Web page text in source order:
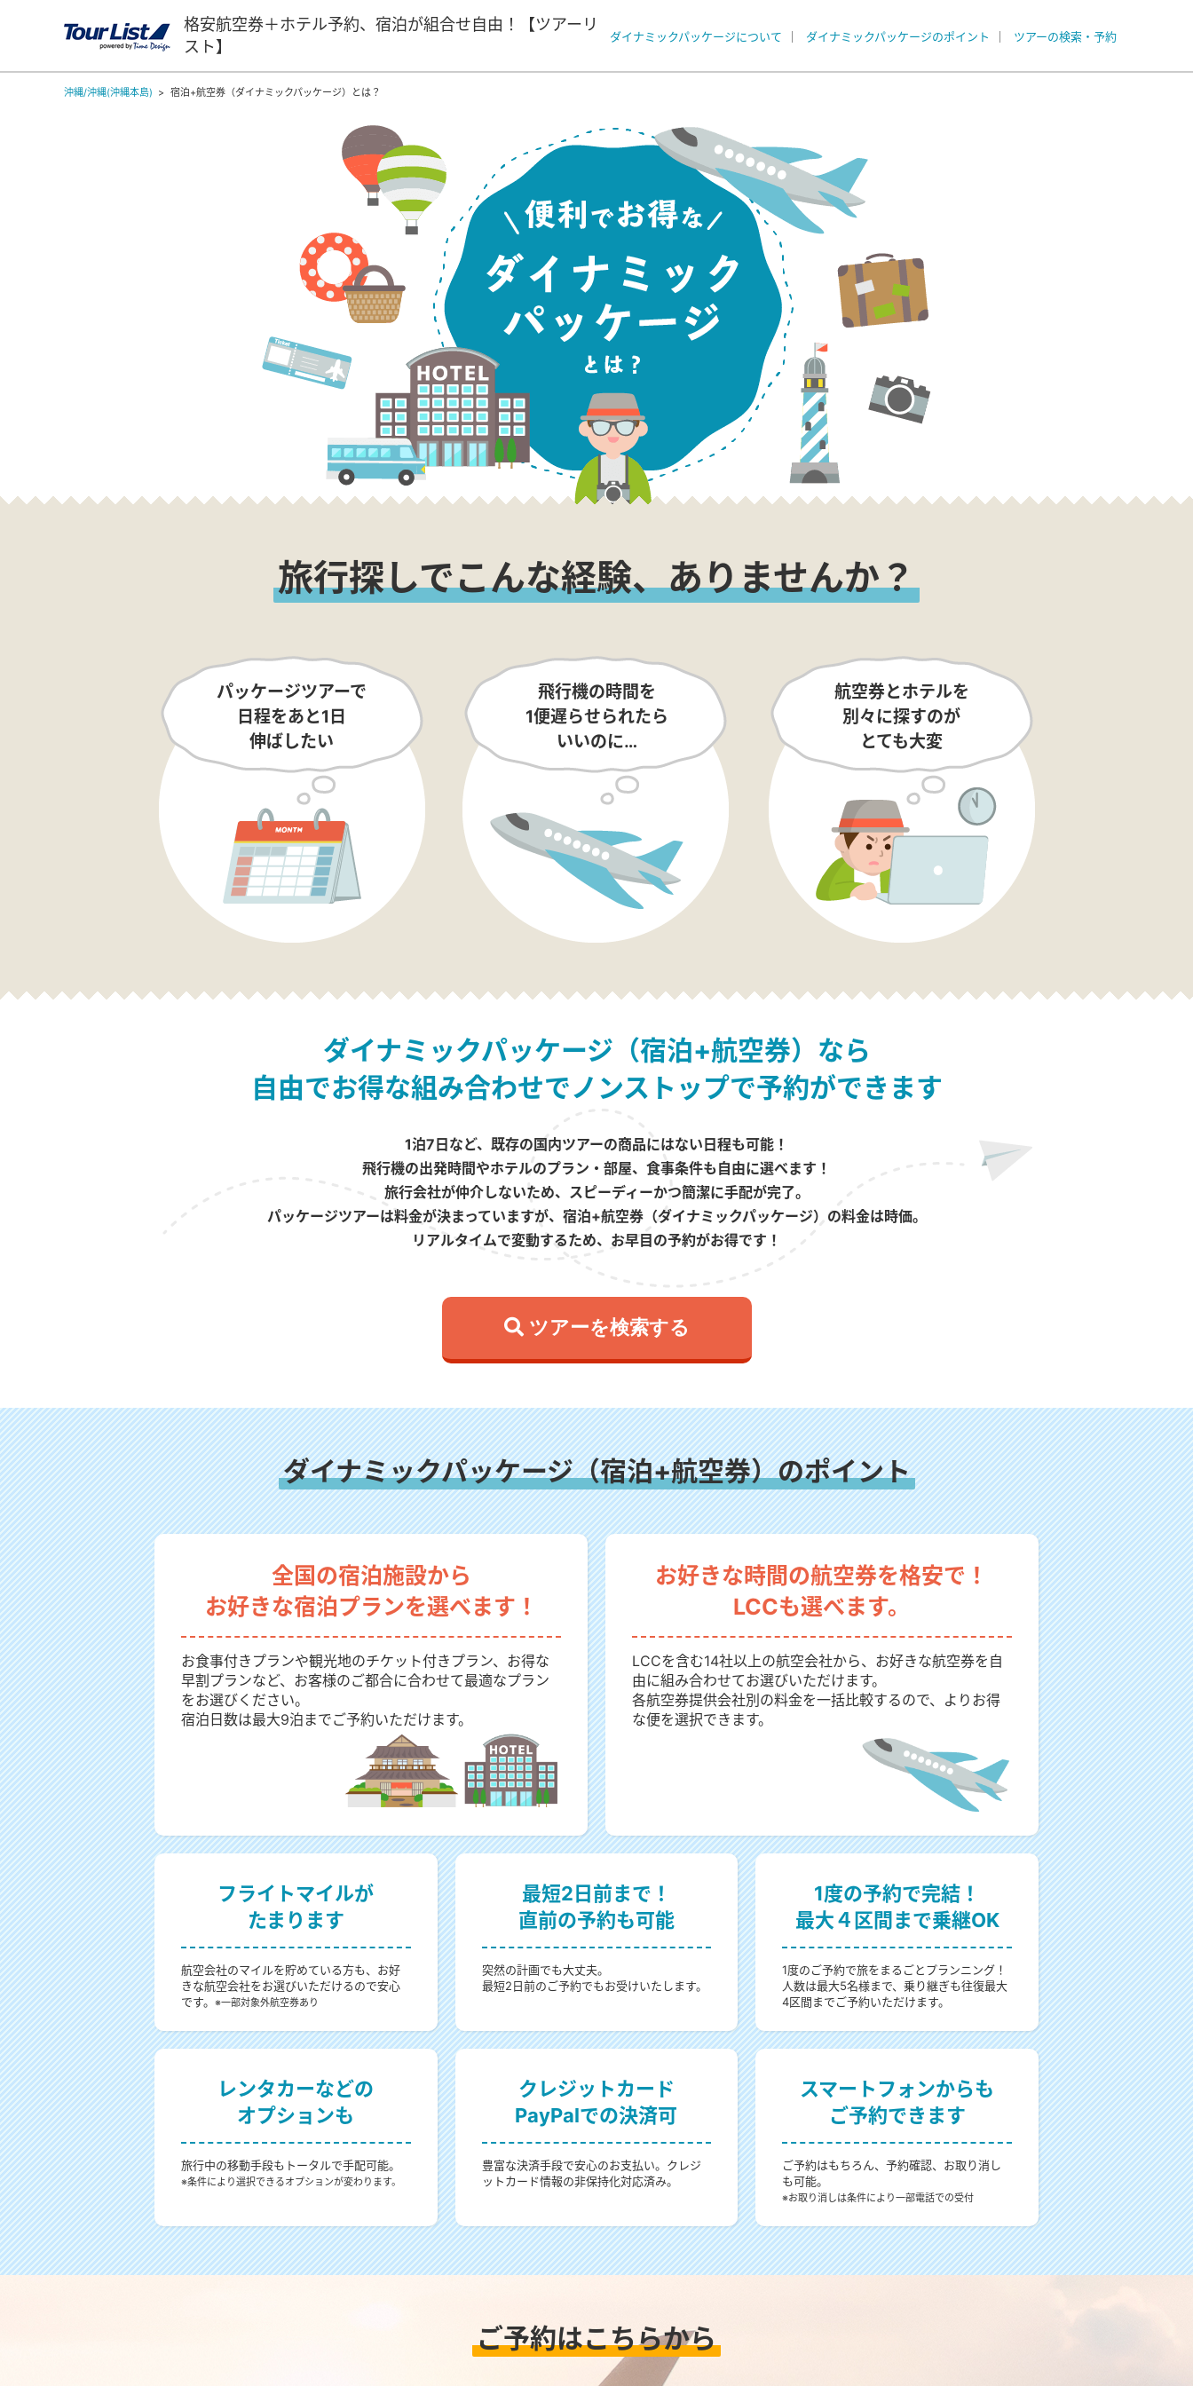
格安航空券＋ホテル予約、宿泊が組合せ自由！【ツアーリ
スト】
ダイナミックパッケージについて ダイナミックパッケージのポイント ツアーの検索・予約
沖縄/沖縄(沖縄本島) 宿泊+航空券（ダイナミックパッケージ）とは？
旅行探しでこんな経験、ありませんか？
パッケージツアーで
日程をあと1日
伸ばしたい
飛行機の時間を
1便遅らせられたら
いいのに…
航空券とホテルを
別々に探すのが
とても大変
ダイナミックパッケージ（宿泊+航空券）なら
自由でお得な組み合わせでノンストップで予約ができます
1泊7日など、既存の国内ツアーの商品にはない日程も可能！
飛行機の出発時間やホテルのプラン・部屋、食事条件も自由に選べます！
旅行会社が仲介しないため、スピーディーかつ簡潔に手配が完了。
パッケージツアーは料金が決まっていますが、宿泊+航空券（ダイナミックパッケージ）の料金は時価。
リアルタイムで変動するため、お早目の予約がお得です！
 ツアーを検索する
ダイナミックパッケージ（宿泊+航空券）のポイント
全国の宿泊施設から
お好きな宿泊プランを選べます！
お食事付きプランや観光地のチケット付きプラン、お得な
早割プランなど、お客様のご都合に合わせて最適なプラン
をお選びください。
宿泊日数は最大9泊までご予約いただけます。
お好きな時間の航空券を格安で！
LCCも選べます。
LCCを含む14社以上の航空会社から、お好きな航空券を自
由に組み合わせてお選びいただけます。
各航空券提供会社別の料金を一括比較するので、よりお得
な便を選択できます。
フライトマイルが
たまります
航空会社のマイルを貯めている方も、お好
きな航空会社をお選びいただけるので安心
です。 ※一部対象外航空券あり
最短2日前まで！
直前の予約も可能
突然の計画でも大丈夫。
最短2日前のご予約でもお受けいたします。
1度の予約で完結！
最大４区間まで乗継OK
1度のご予約で旅をまるごとプランニング！
人数は最大5名様まで、乗り継ぎも往復最大
4区間までご予約いただけます。
レンタカーなどの
オプションも
旅行中の移動手段もトータルで手配可能。
※条件により選択できるオプションが変わります。
クレジットカード
PayPalでの決済可
豊富な決済手段で安心のお支払い。クレジ
ットカード情報の非保持化対応済み。
スマートフォンからも
ご予約できます
ご予約はもちろん、予約確認、お取り消し
も可能。
※お取り消しは条件により一部電話での受付
ご予約はこちらから